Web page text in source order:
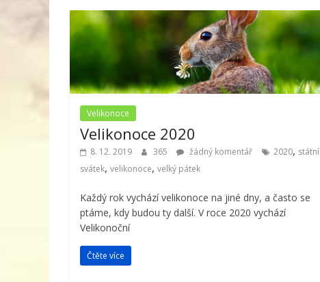
Velikonoce
Velikonoce 2020
8. 12. 2019 365 žádný komentář 2020, státní
svátek, velikonoce, velký pátek
Každý rok vychází velikonoce na jiné dny, a často se
ptáme, kdy budou ty další. V roce 2020 vychází
Velikonoční
Čtěte více